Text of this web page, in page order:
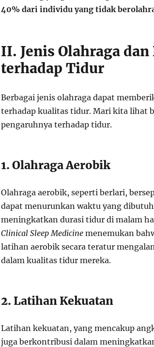
40% dari individu yang tidak
II. Jenis Olahraga
terhadap Tidur
Berbagai jenis olahraga dapat
terhadap kualitas tidur. Mari kita lihat
pengaruhnya terhadap tidur.
1. Olahraga Aerobik
Olahraga aerobik, seperti berlari,
dapat menurunkan waktu yang
meningkatkan durasi tidur di malam
Clinical Sleep Medicinemenemukan
latihan aerobik secara teratur
dalam kualitas tidur mereka.
2. Latihan Kekuatan
Latihan kekuatan, yang mencakup
juga berkontribusi dalam